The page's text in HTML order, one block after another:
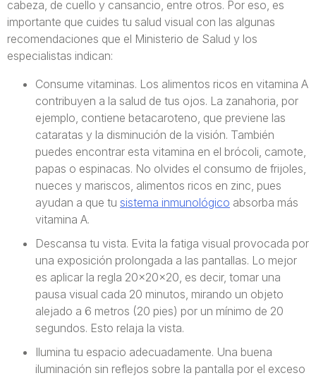
cabeza, de cuello y cansancio, entre otros. Por eso, es
importante que cuides tu salud visual con las algunas
recomendaciones que el Ministerio de Salud y los
especialistas indican:
Consume vitaminas. Los alimentos ricos en vitamina A
contribuyen a la salud de tus ojos. La zanahoria, por
ejemplo, contiene betacaroteno, que previene las
cataratas y la disminución de la visión. También
puedes encontrar esta vitamina en el brócoli, camote,
papas o espinacas. No olvides el consumo de frijoles,
nueces y mariscos, alimentos ricos en zinc, pues
ayudan a que tu sistema inmunológico absorba más
vitamina A.
Descansa tu vista. Evita la fatiga visual provocada por
una exposición prolongada a las pantallas. Lo mejor
es aplicar la regla 20x20x20, es decir, tomar una
pausa visual cada 20 minutos, mirando un objeto
alejado a 6 metros (20 pies) por un mínimo de 20
segundos. Esto relaja la vista.
Ilumina tu espacio adecuadamente. Una buena
iluminación sin reflejos sobre la pantalla por el exceso